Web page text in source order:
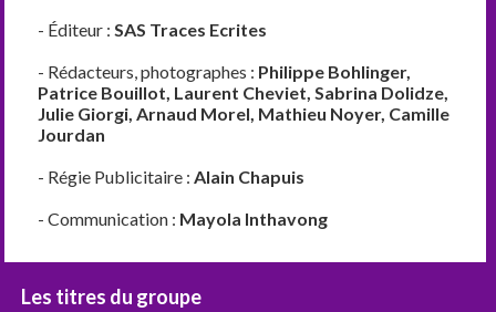
- Éditeur : SAS Traces Ecrites
- Rédacteurs, photographes : Philippe Bohlinger,
Patrice Bouillot, Laurent Cheviet, Sabrina Dolidze,
Julie Giorgi, Arnaud Morel, Mathieu Noyer, Camille
Jourdan
- Régie Publicitaire : Alain Chapuis
- Communication : Mayola Inthavong
Les titres du groupe